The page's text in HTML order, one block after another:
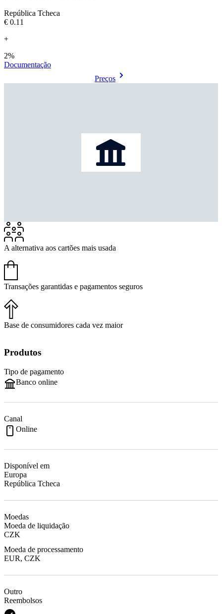
República Tcheca
€0.11
+
2%
Documentação
Preços
A alternativa aos cartões mais usada
Transações garantidas e pagamentos seguros
Base de consumidores cada vez maior
Produtos
Tipo de pagamento
Banco online
Canal
Online
Disponível em
Europa
República Tcheca
Moedas
Moeda de liquidação
CZK
Moeda de processamento
EUR, CZK
Outro
Reembolsos